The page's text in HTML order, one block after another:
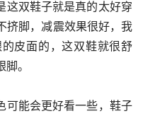
挤脚，减震效果很好，我
皮面的，这双鞋就很舒
。